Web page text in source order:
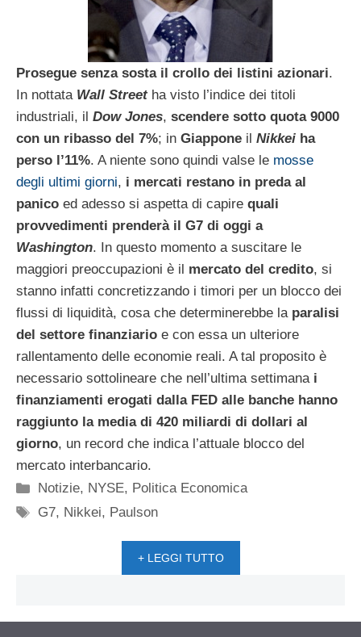
Prosegue senza sosta il crollo dei listini azionari.
In nottataWall Streetha visto l’indice dei titoli
industriali, il Dow Jones, scendere sotto quota 9000
con un ribasso del 7%; in Giappone il Nikkei ha
perso l’11%. A niente sono quindi valse le mosse
degli ultimi giorni, i mercati restano in preda al
panico ed adesso si aspetta di capire quali
provvedimenti prenderà il G7 di oggi a
Washington. In questo momento a suscitare le
maggiori preoccupazioni è il mercato del credito, si
stanno infatti concretizzando i timori per un blocco dei
flussi di liquidità, cosa che determinerebbe la paralisi
del settore finanziario e con essa un ulteriore
rallentamento delle economie reali. A tal proposito è
necessario sottolineare che nell’ultima settimana i
finanziamenti erogati dalla FED alle banche hanno
raggiunto la media di 420 miliardi di dollari al
giorno, un record che indica l’attuale blocco del
mercato interbancario.
Categorie
Notizie, NYSE, Politica Economica
Tag
G7, Nikkei, Paulson
+ LEGGI TUTTO